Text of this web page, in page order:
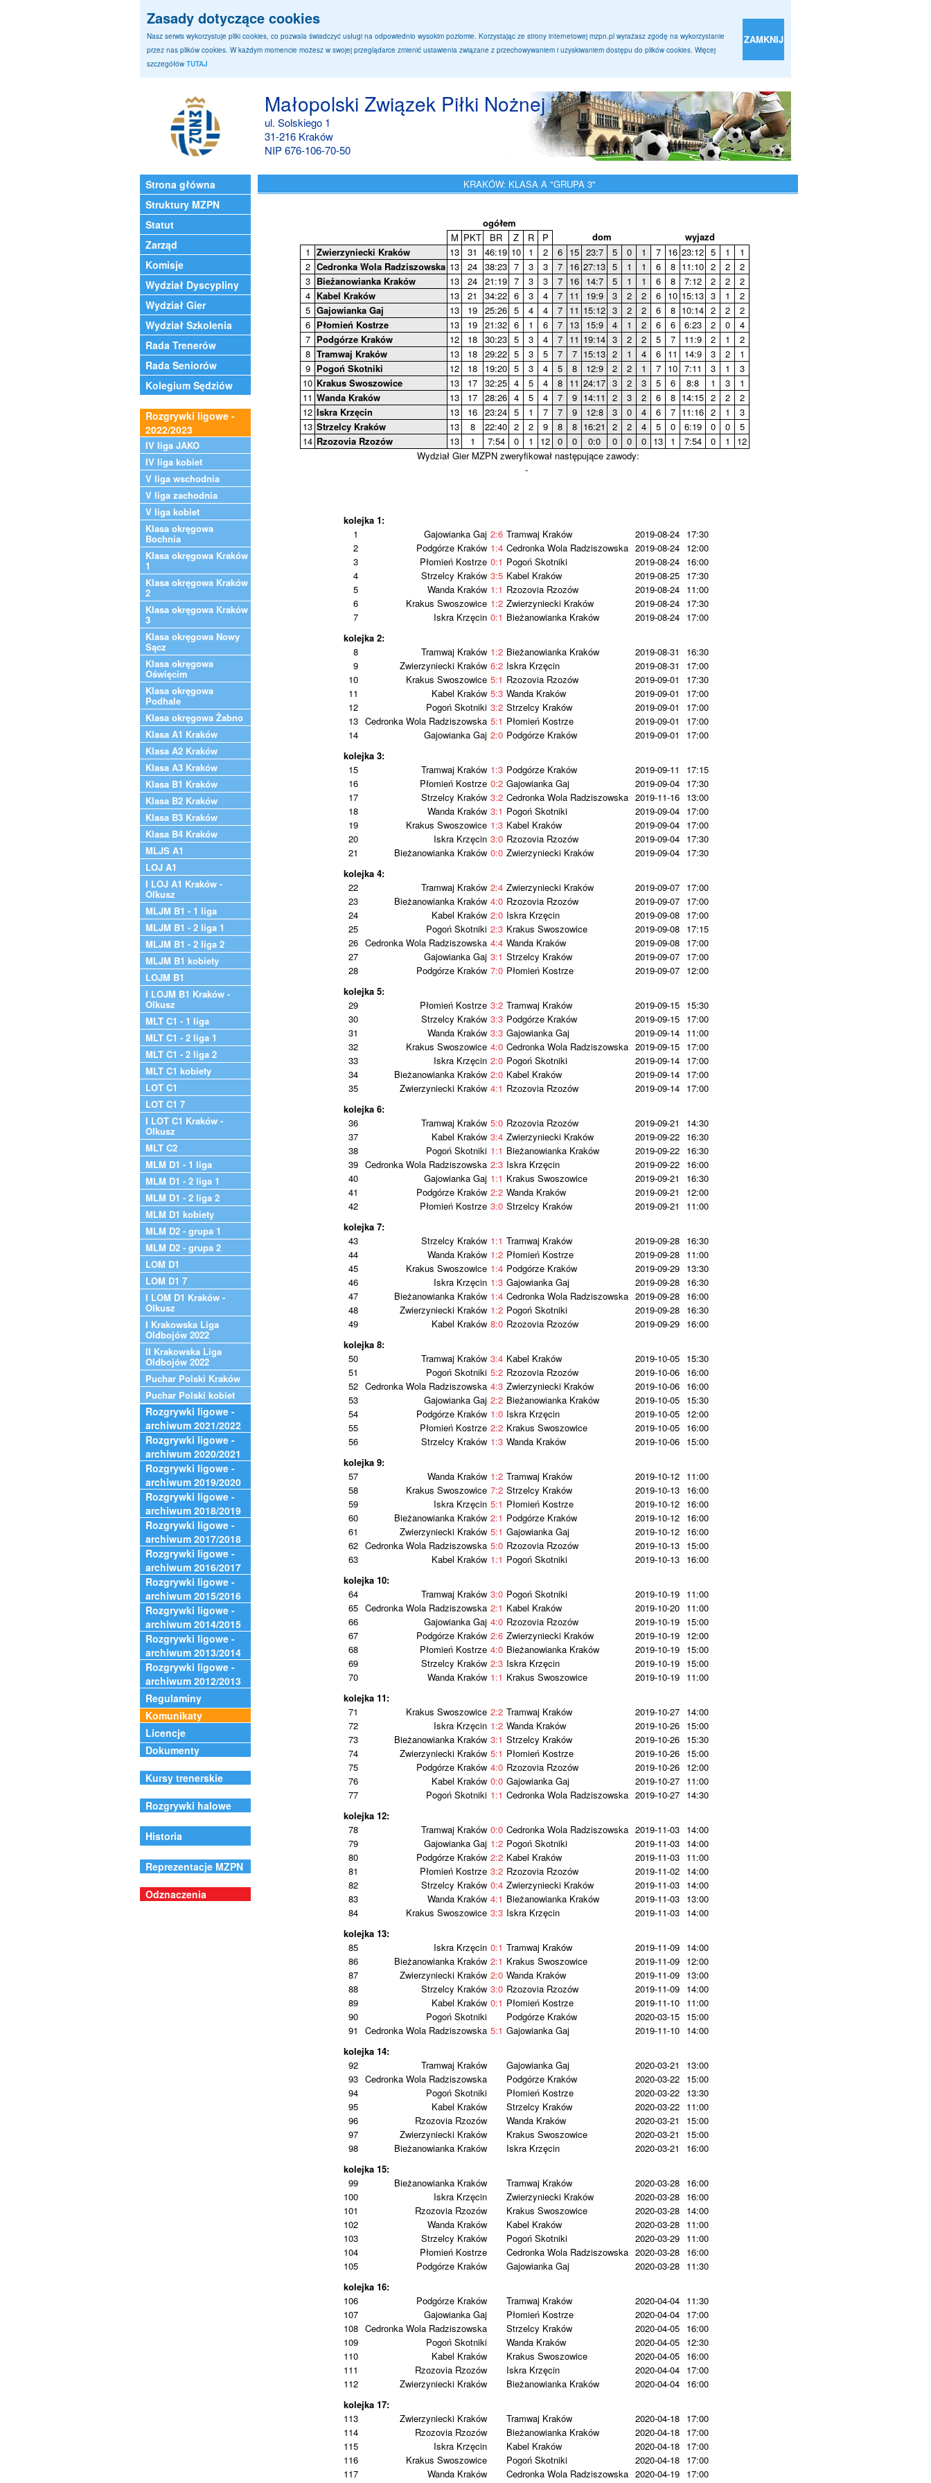
Zasady dotyczące cookies
Nasz serwis wykorzystuje pliki cookies, co pozwala świadczyć usługi na odpowiednio wysokim poziomie. Korzystając ze strony internetowej mzpn.pl wyrażasz zgodę na wykorzystanie
przez nas plików cookies. W każdym momencie możesz w swojej przeglądarce zmienić ustawienia związane z przechowywaniem i uzyskiwaniem dostępu do plików cookies. Więcej
szczegółów TUTAJ
ZAMKNIJ
Małopolski Związek Piłki Nożnej
ul. Solskiego 1
31-216 Kraków
NIP 676-106-70-50
Strona główna
Struktury MZPN
Statut
Zarząd
Komisje
Wydział Dyscypliny
Wydział Gier
Wydział Szkolenia
Rada Trenerów
Rada Seniorów
Kolegium Sędziów
Rozgrywki ligowe -
2022/2023
IV liga JAKO
IV liga kobiet
V liga wschodnia
V liga zachodnia
V liga kobiet
Klasa okręgowa
Bochnia
Klasa okręgowa Kraków
1
Klasa okręgowa Kraków
2
Klasa okręgowa Kraków
3
Klasa okręgowa Nowy
Sącz
Klasa okręgowa
Oświęcim
Klasa okręgowa
Podhale
Klasa okręgowa Żabno
Klasa A1 Kraków
Klasa A2 Kraków
Klasa A3 Kraków
Klasa B1 Kraków
Klasa B2 Kraków
Klasa B3 Kraków
Klasa B4 Kraków
MLJS A1
LOJ A1
I LOJ A1 Kraków -
Olkusz
MLJM B1 - 1 liga
MLJM B1 - 2 liga 1
MLJM B1 - 2 liga 2
MLJM B1 kobiety
LOJM B1
I LOJM B1 Kraków -
Olkusz
MLT C1 - 1 liga
MLT C1 - 2 liga 1
MLT C1 - 2 liga 2
MLT C1 kobiety
LOT C1
LOT C1 7
I LOT C1 Kraków -
Olkusz
MLT C2
MLM D1 - 1 liga
MLM D1 - 2 liga 1
MLM D1 - 2 liga 2
MLM D1 kobiety
MLM D2 - grupa 1
MLM D2 - grupa 2
LOM D1
LOM D1 7
I LOM D1 Kraków -
Olkusz
I Krakowska Liga
Oldbojów 2022
II Krakowska Liga
Oldbojów 2022
Puchar Polski Kraków
Puchar Polski kobiet
Rozgrywki ligowe -
archiwum 2021/2022
Rozgrywki ligowe -
archiwum 2020/2021
Rozgrywki ligowe -
archiwum 2019/2020
Rozgrywki ligowe -
archiwum 2018/2019
Rozgrywki ligowe -
archiwum 2017/2018
Rozgrywki ligowe -
archiwum 2016/2017
Rozgrywki ligowe -
archiwum 2015/2016
Rozgrywki ligowe -
archiwum 2014/2015
Rozgrywki ligowe -
archiwum 2013/2014
Rozgrywki ligowe -
archiwum 2012/2013
Regulaminy
Komunikaty
Licencje
Dokumenty
Kursy trenerskie
Rozgrywki halowe
Historia
Reprezentacje MZPN
Odznaczenia
KRAKÓW: KLASA A "GRUPA 3"
ogółem
M PKT BR Z R P dom
wyjazd
1 Zwierzyniecki Kraków 13 31 46:19 10 1 2 6 15 23:7 5 0 1 7 16 23:12 5 1
1
2 Cedronka Wola Radziszowska 13 24 38:23 7 3 3 7 16 27:13 5 1 1 6 8 11:10 2 2
2
3 Bieżanowianka Kraków 13 24 21:19 7 3 3 7 16 14:7 5 1 1 6 8 7:12 2 2
2
4 Kabel Kraków 13 21 34:22 6 3 4 7 11 19:9 3 2 2 6 10 15:13 3 1
2
5 Gajowianka Gaj 13 19 25:26 5 4 4 7 11 15:12 3 2 2 6 8 10:14 2 2
2
6 Płomień Kostrze 13 19 21:32 6 1 6 7 13 15:9 4 1 2 6 6 6:23 2 0
4
7 Podgórze Kraków 12 18 30:23 5 3 4 7 11 19:14 3 2 2 5 7 11:9 2 1
2
8 Tramwaj Kraków 13 18 29:22 5 3 5 7 7 15:13 2 1 4 6 11 14:9 3 2
1
9 Pogoń Skotniki 12 18 19:20 5 3 4 5 8 12:9 2 2 1 7 10 7:11 3 1
3
10 Krakus Swoszowice 13 17 32:25 4 5 4 8 11 24:17 3 2 3 5 6 8:8 1 3
1
11 Wanda Kraków 13 17 28:26 4 5 4 7 9 14:11 2 3 2 6 8 14:15 2 2
2
12 Iskra Krzęcin 13 16 23:24 5 1 7 7 9 12:8 3 0 4 6 7 11:16 2 1
3
13 Strzelcy Kraków 13 8 22:40 2 2 9 8 8 16:21 2 2 4 5 0 6:19 0 0
5
14 Rzozovia Rzozów 13 1 7:54 0 1 12 0 0 0:0 0 0 0 13 1 7:54 0 1
12
Wydział Gier MZPN zweryfikował następujące zawody:
-
kolejka 1:
1
Gajowianka Gaj 2:6 Tramwaj Kraków 2019-08-24 17:30
2
Podgórze Kraków 1:4 Cedronka Wola Radziszowska 2019-08-24 12:00
3
Płomień Kostrze 0:1 Pogoń Skotniki 2019-08-24 16:00
4
Strzelcy Kraków 3:5 Kabel Kraków 2019-08-25 17:30
5
Wanda Kraków 1:1 Rzozovia Rzozów 2019-08-24 11:00
6
Krakus Swoszowice 1:2 Zwierzyniecki Kraków 2019-08-24 17:30
7
Iskra Krzęcin 0:1 Bieżanowianka Kraków 2019-08-24 17:00
kolejka 2:
8
Tramwaj Kraków 1:2 Bieżanowianka Kraków 2019-08-31
16:30
9
Zwierzyniecki Kraków 6:2 Iskra Krzęcin 2019-08-31
17:00
10
Krakus Swoszowice 5:1 Rzozovia Rzozów 2019-09-01
17:30
11
Kabel Kraków 5:3 Wanda Kraków 2019-09-01
17:00
12
Pogoń Skotniki 3:2 Strzelcy Kraków 2019-09-01
17:00
13 Cedronka Wola Radziszowska 5:1 Płomień Kostrze 2019-09-01
17:00
14
Gajowianka Gaj 2:0 Podgórze Kraków 2019-09-01
17:00
kolejka 3:
15
Tramwaj Kraków 1:3 Podgórze Kraków 2019-09-11
17:15
16
Płomień Kostrze 0:2 Gajowianka Gaj 2019-09-04 17:30
17
Strzelcy Kraków 3:2 Cedronka Wola Radziszowska 2019-11-16 13:00
18
Wanda Kraków 3:1 Pogoń Skotniki 2019-09-04 17:00
19
Krakus Swoszowice 1:3 Kabel Kraków 2019-09-04 17:00
20
Iskra Krzęcin 3:0 Rzozovia Rzozów 2019-09-04 17:30
21
Bieżanowianka Kraków 0:0 Zwierzyniecki Kraków 2019-09-04 17:30
kolejka 4:
22
Tramwaj Kraków 2:4 Zwierzyniecki Kraków 2019-09-07 17:00
23
Bieżanowianka Kraków 4:0 Rzozovia Rzozów 2019-09-07 17:00
24
Kabel Kraków 2:0 Iskra Krzęcin 2019-09-08 17:00
25
Pogoń Skotniki 2:3 Krakus Swoszowice 2019-09-08 17:15
26 Cedronka Wola Radziszowska 4:4 Wanda Kraków 2019-09-08 17:00
27
Gajowianka Gaj 3:1 Strzelcy Kraków 2019-09-07 17:00
28
Podgórze Kraków 7:0 Płomień Kostrze 2019-09-07 12:00
kolejka 5:
29
Płomień Kostrze 3:2 Tramwaj Kraków 2019-09-15 15:30
30
Strzelcy Kraków 3:3 Podgórze Kraków 2019-09-15 17:00
31
Wanda Kraków 3:3 Gajowianka Gaj 2019-09-14 11:00
32
Krakus Swoszowice 4:0 Cedronka Wola Radziszowska 2019-09-15 17:00
33
Iskra Krzęcin 2:0 Pogoń Skotniki 2019-09-14 17:00
34
Bieżanowianka Kraków 2:0 Kabel Kraków 2019-09-14 17:00
35
Zwierzyniecki Kraków 4:1 Rzozovia Rzozów 2019-09-14 17:00
kolejka 6:
36
Tramwaj Kraków 5:0 Rzozovia Rzozów 2019-09-21
14:30
37
Kabel Kraków 3:4 Zwierzyniecki Kraków 2019-09-22 16:30
38
Pogoń Skotniki 1:1 Bieżanowianka Kraków 2019-09-22 16:30
39 Cedronka Wola Radziszowska 2:3 Iskra Krzęcin 2019-09-22 16:00
40
Gajowianka Gaj 1:1 Krakus Swoszowice 2019-09-21
16:30
41
Podgórze Kraków 2:2 Wanda Kraków 2019-09-21
12:00
42
Płomień Kostrze 3:0 Strzelcy Kraków 2019-09-21
11:00
kolejka 7:
43
Strzelcy Kraków 1:1 Tramwaj Kraków 2019-09-28 16:30
44
Wanda Kraków 1:2 Płomień Kostrze 2019-09-28 11:00
45
Krakus Swoszowice 1:4 Podgórze Kraków 2019-09-29 13:30
46
Iskra Krzęcin 1:3 Gajowianka Gaj 2019-09-28 16:30
47
Bieżanowianka Kraków 1:4 Cedronka Wola Radziszowska 2019-09-28 16:00
48
Zwierzyniecki Kraków 1:2 Pogoń Skotniki 2019-09-28 16:30
49
Kabel Kraków 8:0 Rzozovia Rzozów 2019-09-29 16:00
kolejka 8:
50
Tramwaj Kraków 3:4 Kabel Kraków 2019-10-05 15:30
51
Pogoń Skotniki 5:2 Rzozovia Rzozów 2019-10-06 16:00
52 Cedronka Wola Radziszowska 4:3 Zwierzyniecki Kraków 2019-10-06 16:00
53
Gajowianka Gaj 2:2 Bieżanowianka Kraków 2019-10-05 15:30
54
Podgórze Kraków 1:0 Iskra Krzęcin 2019-10-05 12:00
55
Płomień Kostrze 2:2 Krakus Swoszowice 2019-10-05 16:00
56
Strzelcy Kraków 1:3 Wanda Kraków 2019-10-06 15:00
kolejka 9:
57
Wanda Kraków 1:2 Tramwaj Kraków 2019-10-12 11:00
58
Krakus Swoszowice 7:2 Strzelcy Kraków 2019-10-13 16:00
59
Iskra Krzęcin 5:1 Płomień Kostrze 2019-10-12 16:00
60
Bieżanowianka Kraków 2:1 Podgórze Kraków 2019-10-12 16:00
61
Zwierzyniecki Kraków 5:1 Gajowianka Gaj 2019-10-12 16:00
62 Cedronka Wola Radziszowska 5:0 Rzozovia Rzozów 2019-10-13 15:00
63
Kabel Kraków 1:1 Pogoń Skotniki 2019-10-13 16:00
kolejka 10:
64
Tramwaj Kraków 3:0 Pogoń Skotniki 2019-10-19 11:00
65 Cedronka Wola Radziszowska 2:1 Kabel Kraków 2019-10-20 11:00
66
Gajowianka Gaj 4:0 Rzozovia Rzozów 2019-10-19 15:00
67
Podgórze Kraków 2:6 Zwierzyniecki Kraków 2019-10-19 12:00
68
Płomień Kostrze 4:0 Bieżanowianka Kraków 2019-10-19 15:00
69
Strzelcy Kraków 2:3 Iskra Krzęcin 2019-10-19 15:00
70
Wanda Kraków 1:1 Krakus Swoszowice 2019-10-19 11:00
kolejka 11:
71
Krakus Swoszowice 2:2 Tramwaj Kraków 2019-10-27 14:00
72
Iskra Krzęcin 1:2 Wanda Kraków 2019-10-26 15:00
73
Bieżanowianka Kraków 3:1 Strzelcy Kraków 2019-10-26 15:30
74
Zwierzyniecki Kraków 5:1 Płomień Kostrze 2019-10-26 15:00
75
Podgórze Kraków 4:0 Rzozovia Rzozów 2019-10-26 12:00
76
Kabel Kraków 0:0 Gajowianka Gaj 2019-10-27 11:00
77
Pogoń Skotniki 1:1 Cedronka Wola Radziszowska 2019-10-27 14:30
kolejka 12:
78
Tramwaj Kraków 0:0 Cedronka Wola Radziszowska 2019-11-03 14:00
79
Gajowianka Gaj 1:2 Pogoń Skotniki 2019-11-03 14:00
80
Podgórze Kraków 2:2 Kabel Kraków 2019-11-03 11:00
81
Płomień Kostrze 3:2 Rzozovia Rzozów 2019-11-02 14:00
82
Strzelcy Kraków 0:4 Zwierzyniecki Kraków 2019-11-03 14:00
83
Wanda Kraków 4:1 Bieżanowianka Kraków 2019-11-03 13:00
84
Krakus Swoszowice 3:3 Iskra Krzęcin 2019-11-03 14:00
kolejka 13:
85
Iskra Krzęcin 0:1 Tramwaj Kraków 2019-11-09 14:00
86
Bieżanowianka Kraków 2:1 Krakus Swoszowice 2019-11-09 12:00
87
Zwierzyniecki Kraków 2:0 Wanda Kraków 2019-11-09 13:00
88
Strzelcy Kraków 3:0 Rzozovia Rzozów 2019-11-09 14:00
89
Kabel Kraków 0:1 Płomień Kostrze 2019-11-10 11:00
90
Pogoń Skotniki Podgórze Kraków 2020-03-15 15:00
91
Cedronka Wola Radziszowska 5:1 Gajowianka Gaj 2019-11-10 14:00
kolejka 14:
92
Tramwaj Kraków Gajowianka Gaj 2020-03-21
13:00
93 Cedronka Wola Radziszowska Podgórze Kraków 2020-03-22 15:00
94
Pogoń Skotniki Płomień Kostrze 2020-03-22 13:30
95
Kabel Kraków Strzelcy Kraków 2020-03-22 11:00
96
Rzozovia Rzozów Wanda Kraków 2020-03-21
15:00
97
Zwierzyniecki Kraków Krakus Swoszowice 2020-03-21
15:00
98
Bieżanowianka Kraków Iskra Krzęcin 2020-03-21
16:00
kolejka 15:
99
Bieżanowianka Kraków Tramwaj Kraków 2020-03-28 16:00
100
Iskra Krzęcin Zwierzyniecki Kraków 2020-03-28 16:00
101
Rzozovia Rzozów Krakus Swoszowice 2020-03-28 14:00
102
Wanda Kraków Kabel Kraków 2020-03-28 11:00
103
Strzelcy Kraków Pogoń Skotniki 2020-03-29 11:00
104
Płomień Kostrze Cedronka Wola Radziszowska 2020-03-28 16:00
105
Podgórze Kraków Gajowianka Gaj 2020-03-28 11:30
kolejka 16:
106
Podgórze Kraków Tramwaj Kraków 2020-04-04 11:30
107
Gajowianka Gaj Płomień Kostrze 2020-04-04 17:00
108 Cedronka Wola Radziszowska Strzelcy Kraków 2020-04-05 16:00
109
Pogoń Skotniki Wanda Kraków 2020-04-05 12:30
110
Kabel Kraków Krakus Swoszowice 2020-04-05 16:00
111
Rzozovia Rzozów Iskra Krzęcin 2020-04-04 17:00
112
Zwierzyniecki Kraków Bieżanowianka Kraków 2020-04-04 16:00
kolejka 17:
113
Zwierzyniecki Kraków Tramwaj Kraków 2020-04-18 17:00
114
Rzozovia Rzozów Bieżanowianka Kraków 2020-04-18 17:00
115
Iskra Krzęcin Kabel Kraków 2020-04-18 17:00
116
Krakus Swoszowice Pogoń Skotniki 2020-04-18 17:00
117
Wanda Kraków Cedronka Wola Radziszowska 2020-04-19 17:00